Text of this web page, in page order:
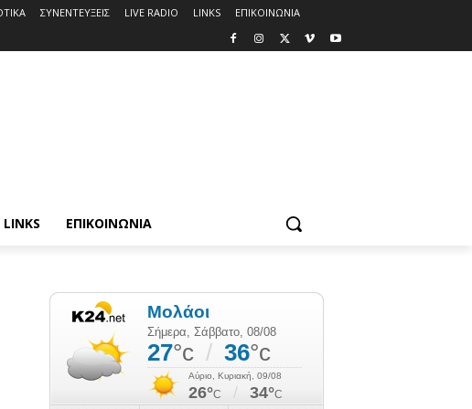
ΣΥΝΕΝΤΕΥΞΕΙΣ LIVE RADIO LINKS ΕΠΙΚΟΙΝΩΝΙΑ
LINKS ΕΠΙΚΟΙΝΩΝΙΑ